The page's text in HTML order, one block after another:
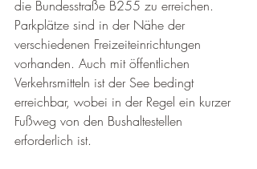
die Bundesstraße B255 zu erreichen.
Parkplätze sind in der Nähe der
verschiedenen Freizeiteinrichtungen
vorhanden. Auch mit öffentlichen
Verkehrsmitteln ist der See bedingt
erreichbar, wobei in der Regel ein kurzer
Fußweg von den Bushaltestellen
erforderlich ist.